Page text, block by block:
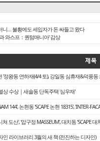
… 불황에도 세입자가 돈 싸들고 왔다
와스프：퀀텀매니아' 감상
제목
왕동 연하재(4/4 토), 강일동 심휴재&덕풍동
상 수상｜새솔동 단독주택 '심우재'
144', 논현동 'SCAPE 논현 18315', 'INTER-
도산', '압구정 MASSEUM', 대치동 'SCAPE 대
라이브러리 3월의 새 책 (전진하는 디자인)